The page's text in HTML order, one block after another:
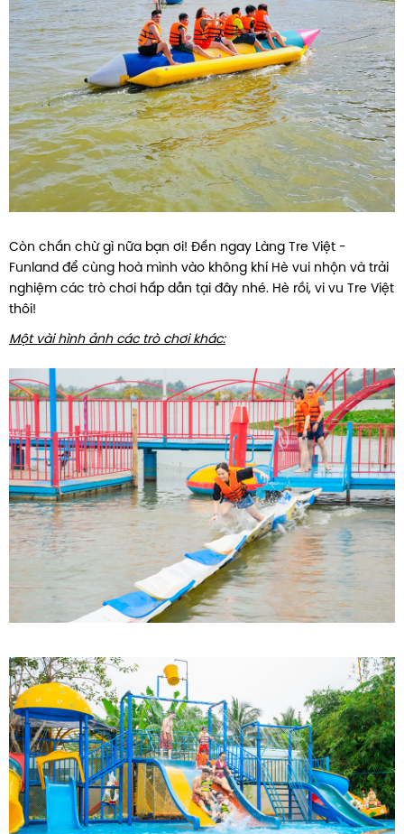
Còn chần chừ gì nữa bạn ơi! Đến ngay Làng Tre Việt -
Funland để cùng hoà mình vào không khí Hè vui nhộn và trải
nghiệm các trò chơi hấp dẫn tại đây nhé. Hè rồi, vi vu Tre Việt
thôi!
Một vài hình ảnh các trò chơi khác: